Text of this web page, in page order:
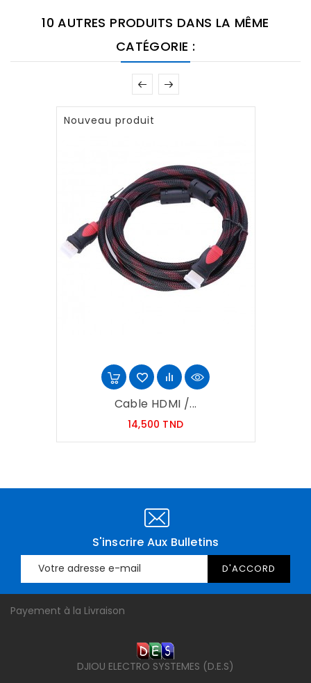
10 AUTRES PRODUITS DANS LA MÊME
CATÉGORIE :
Nouveau produit
Cable HDMI /...
14,500 TNDPrix
S'inscrire Aux Bulletins
Payement à la Livraison
DJIOU ELECTRO SYSTEMES (D.E.S)